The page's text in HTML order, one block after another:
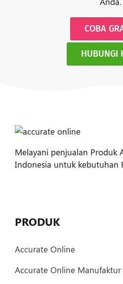
COBA
HUBUNGI
Melayani penjualan Produk
Indonesia untuk kebutuhan
PRODUK
Accurate Online
Accurate Online Manufaktur